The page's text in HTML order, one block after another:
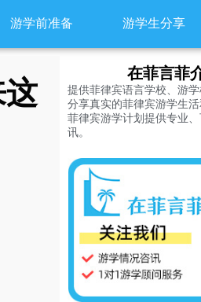
游学前准备 游学生分享
在菲言菲
提供菲律宾语言学校、游学
分享真实的菲律宾游学生
菲律宾游学计划提供专业
讯。